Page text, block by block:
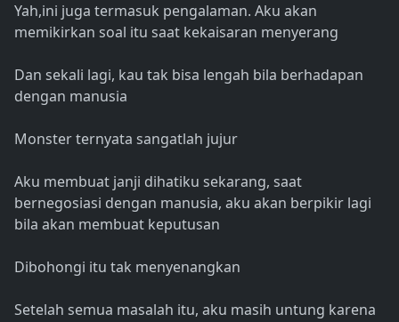
Yah,ini juga termasuk pengalaman. Aku akan
memikirkan soal itu saat kekaisaran menyerang
Dan sekali lagi, kau tak bisa lengah bila berhadapan
dengan manusia
Monster ternyata sangatlah jujur
Aku membuat janji dihatiku sekarang, saat
bernegosiasi dengan manusia, aku akan berpikir lagi
bila akan membuat keputusan
Dibohongi itu tak menyenangkan
Setelah semua masalah itu, aku masih untung karena